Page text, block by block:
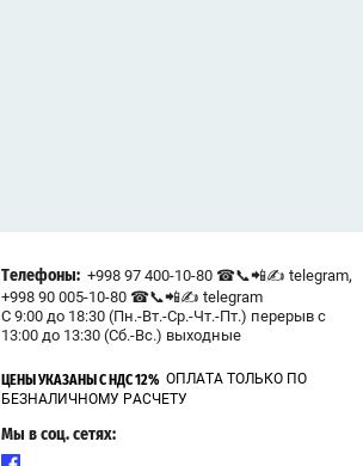
Телефоны: +998 97 400-10-80 ☎📞📲✍ telegram,
+998 90 005-10-80 ☎📞📲✍ telegram
С 9:00 до 18:30 (Пн.-Вт.-Ср.-Чт.-Пт.) перерыв с
13:00 до 13:30 (Сб.-Вс.) выходные
ЦЕНЫ УКАЗАНЫ С НДС 12% ОПЛАТА ТОЛЬКО ПО
БЕЗНАЛИЧНОМУ РАСЧЕТУ
Мы в соц. сетях: